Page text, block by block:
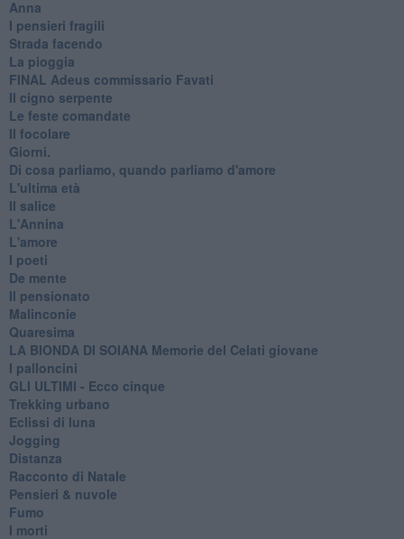
Anna
I pensieri fragili
Strada facendo
La pioggia
FINAL Adeus commissario Favati
Il cigno serpente
Le feste comandate
Il focolare
Giorni.
Di cosa parliamo, quando parliamo d'amore
L'ultima età
Il salice
L'Annina
L'amore
I poeti
De mente
Il pensionato
Malinconie
Quaresima
LA BIONDA DI SOIANA Memorie del Celati giovane
I palloncini
GLI ULTIMI - Ecco cinque
Trekking urbano
Eclissi di luna
Jogging
Distanza
Racconto di Natale
Pensieri & nuvole
Fumo
I morti